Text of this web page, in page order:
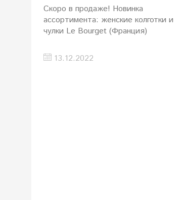
Скоро в продаже! Новинка
ассортимента: женские колготки и
чулки Le Bourget (Франция)
13.12.2022